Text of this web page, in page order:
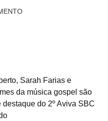
Sarah Farias e
da música gospel são
destaque do 2º Aviva SBC